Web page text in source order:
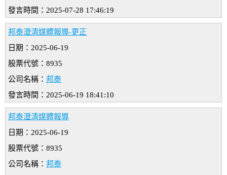
發言時間：2025-07-28 17:46:19
邦泰澄清媒體報導-更正
日期：2025-06-19
股票代號：8935
公司名稱： 邦泰
發言時間：2025-06-19 18:41:10
邦泰澄清媒體報導
日期：2025-06-19
股票代號：8935
公司名稱： 邦泰